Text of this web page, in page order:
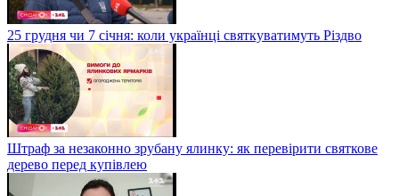
25 грудня чи 7 січня: коли українці святкуватимуть Різдво
Штраф за незаконно зрубану ялинку: як перевірити святкове
дерево перед купівлею